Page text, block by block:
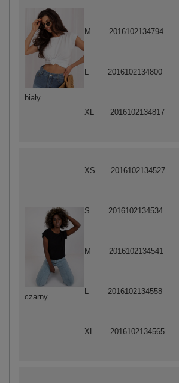
biały
M 2016102134794
L 2016102134800
XL 2016102134817
czarny
XS 2016102134527
S 2016102134534
M 2016102134541
L 2016102134558
XL 2016102134565